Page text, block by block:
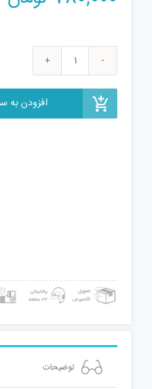
تراریوم
کد
افزودن به
توضیحات